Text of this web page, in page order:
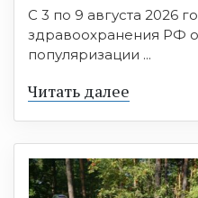
С 3 по 9 августа 2026
здравоохранения РФ
популяризации ...
Читать далее